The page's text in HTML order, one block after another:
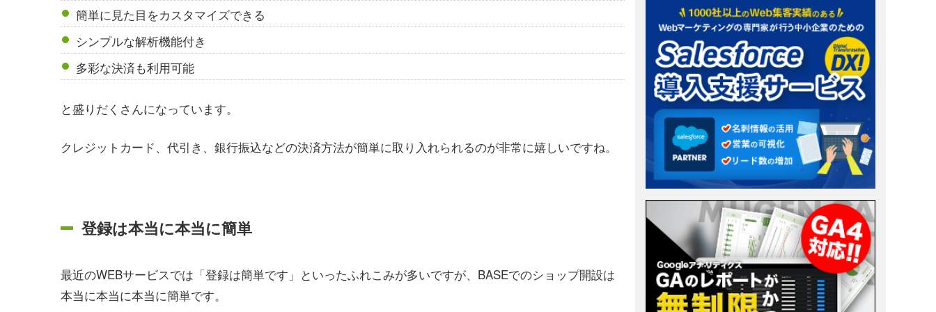
簡単に見た目をカスタマイズできる
シンプルな解析機能付き
多彩な決済も利用可能
と盛りだくさんになっています。
クレジットカード、代引き、銀行振込などの決済方法が簡単に取り入れられるのが非常に嬉しいですね。
登録は本当に本当に簡単
最近のWEBサービスでは「登録は簡単です」といったふれこみが多いですが、BASEでのショップ開設は
本当に本当に本当に簡単です。